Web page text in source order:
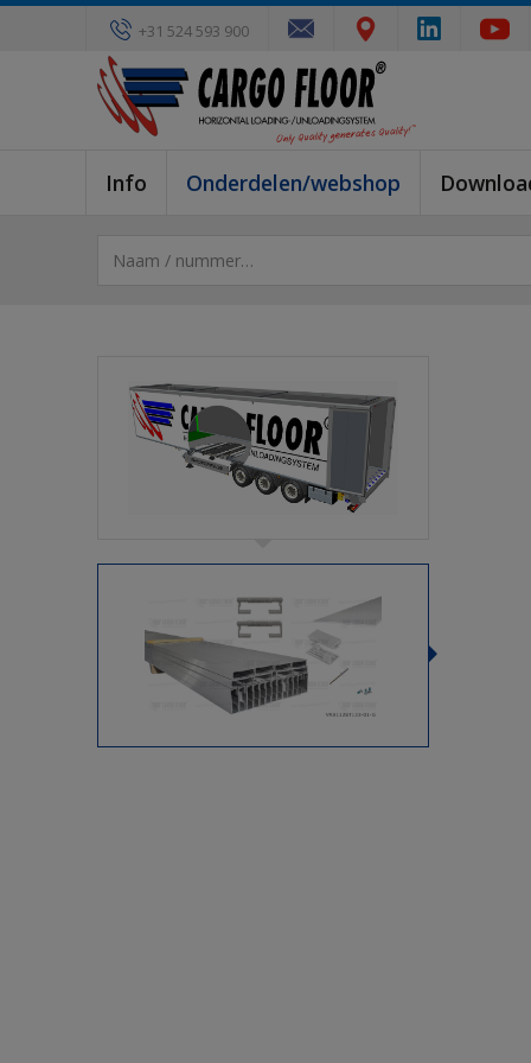
+31 524 593 900
Info Onderdelen/webshop